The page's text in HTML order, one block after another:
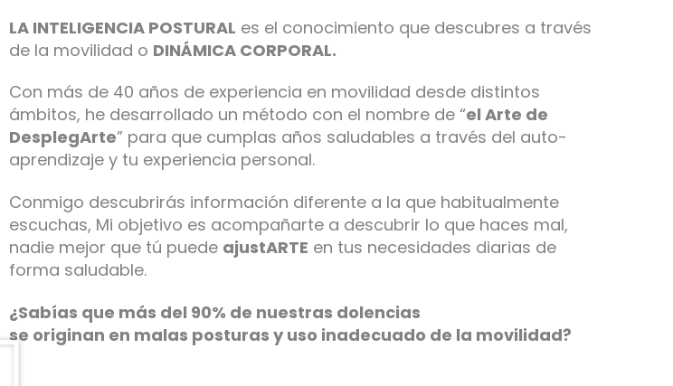
LA INTELIGENCIA POSTURAL es el conocimiento que descubres a través
de la movilidad o DINÁMICA CORPORAL.
Con más de 40 años de experiencia en movilidad desde distintos
ámbitos, he desarrollado un método con el nombre de “el Arte de
DesplegArte” para que cumplas años saludables a través del auto-
aprendizaje y tu experiencia personal.
Conmigo descubrirás información diferente a la que habitualmente
escuchas, Mi objetivo es acompañarte a descubrir lo que haces mal,
nadie mejor que tú puede ajustARTE en tus necesidades diarias de
forma saludable.
¿Sabías que más del 90% de nuestras dolencias
se originan en malas posturas y uso inadecuado de la movilidad?